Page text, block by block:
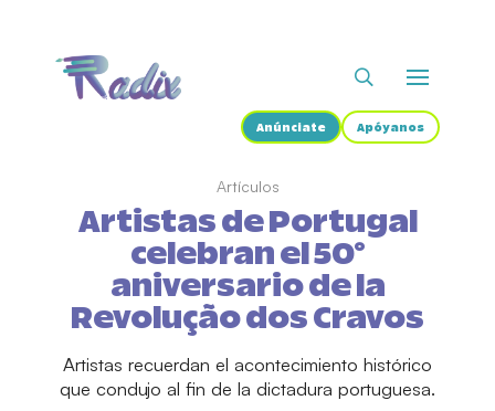
Anúnciate Apóyanos
Artículos
Artistas de Portugal
celebran el 50°
aniversario de la
Revolução dos Cravos
Artistas recuerdan el acontecimiento histórico
que condujo al fin de la dictadura portuguesa.